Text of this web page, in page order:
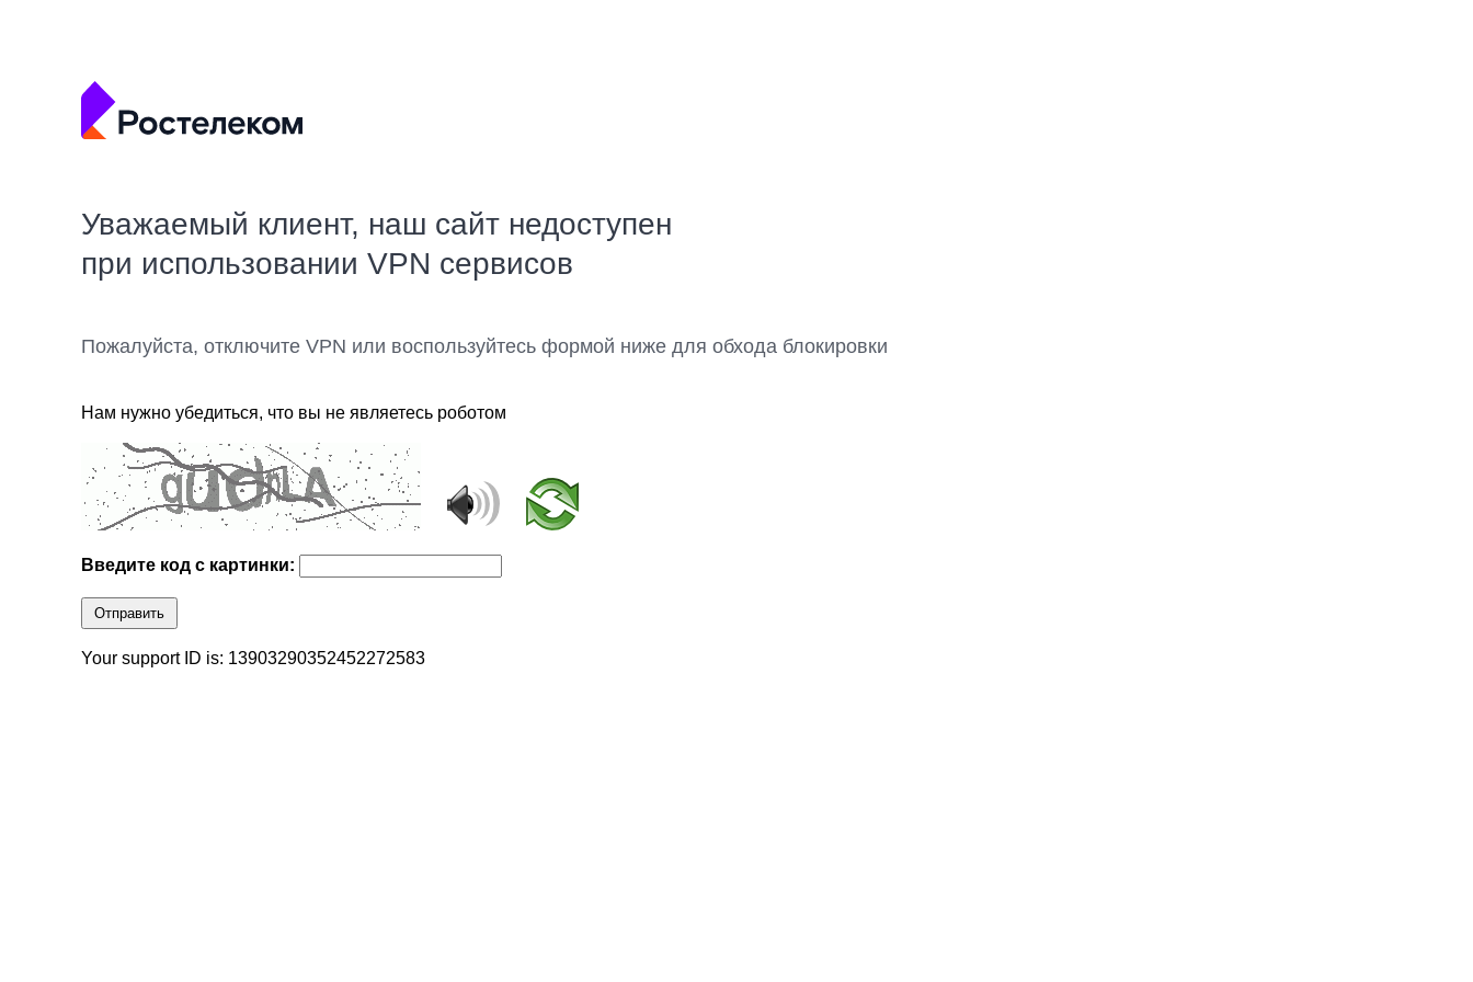
Уважаемый клиент, наш сайт недоступен
при использовании VPN сервисов
Пожалуйста, отключите VPN или воспользуйтесь формой ниже для обхода блокировки
Нам нужно убедиться, что вы не являетесь роботом
Введите код с картинки:
Отправить
Your support ID is: 13903290352452272583